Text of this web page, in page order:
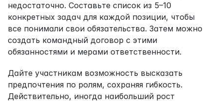
недостаточно. Составьте список из 5–10
конкретных задач для каждой позиции, чтобы
все понимали свои обязательства. Затем можно
создать командный договор с этими
обязанностями и мерами ответственности.
Дайте участникам возможность высказать
предпочтения по ролям, сохраняя гибкость.
Действительно, иногда наибольший рост